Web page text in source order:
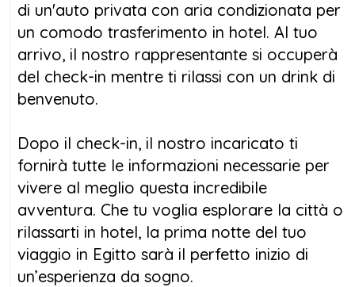
Luxor, la città che fu capitale dell’Antico
Egitto. Qui, passeggerai tra le colonne
maestose delTempio di Karnak e visiterai il
Tempio di Luxor, illuminato in modo
spettacolare al tramonto. Il giorno
Valle dei Re, dove riposano i faraoni più
celebri, tra cui Tutankhamon. IlTempio della
Regina Hatshepsut,e iColossi di Memnone
completeranno questa immersione nel
passato glorioso del paese, rendendo questo
tour Egitto e Mar Rosso un’esperienza
completa.
di un'auto privata con aria condizionata per
un comodo trasferimento in hotel. Al tuo
arrivo, il nostro rappresentante si occuperà
del check-in mentre ti rilassi con un drink di
benvenuto.
Dopo il check-in, il nostro incaricato ti
fornirà tutte le informazioni necessarie per
vivere al meglio questa incredibile
avventura. Che tu voglia esplorare la città o
rilassarti in hotel, la prima notte del tuo
viaggio in Egitto sarà il perfetto inizio di
un’esperienza da sogno.